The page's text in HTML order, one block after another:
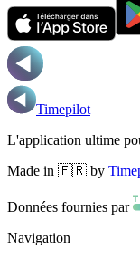
Timepilot
L'application ultime
Made in 🇫🇷 by
Données fournies par
Navigation